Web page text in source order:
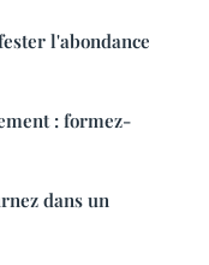
l'abondance
: formez-
dans un